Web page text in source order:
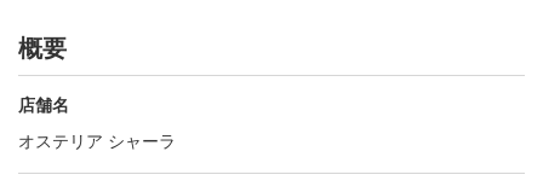
概要
店舗名
オステリア シャーラ